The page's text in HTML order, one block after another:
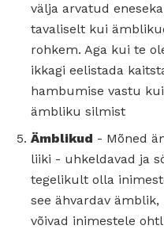
välja arvatud
tavaliselt kui
rohkem. Aga kui te
ikkagi eelistada
hambumise vastu
ämbliku silmist
Ämblikud - Mõned
liiki - uhkeldavad ja
tegelikult olla
see ähvardav
võivad inimestele